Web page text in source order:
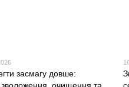
засмагу довше: